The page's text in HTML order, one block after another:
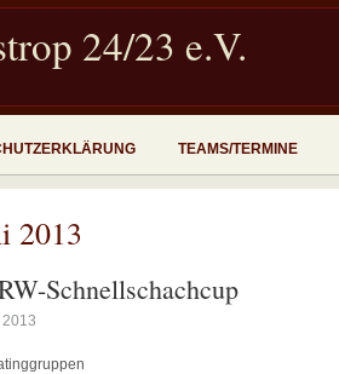
24/23 e.V.
TEAMS/TERMINE
2013
Schnellschachcup